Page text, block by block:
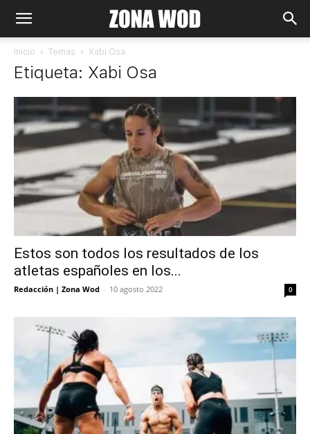
Inicio Temas Xabi Osa
Etiqueta: Xabi Osa
Estos son todos los resultados de los
atletas españoles en los...
Redacción | Zona Wod - 10 agosto 2022 0